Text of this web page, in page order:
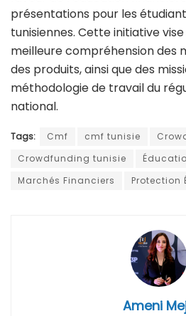
présentations pour les
tunisiennes. Cette initiative
meilleure compréhension des
des produits, ainsi que des
méthodologie de travail du
national.
Tags: Cmf cmf tunisie
Crowdfunding tunisie
Marchés Financiers
Protection
Ameni